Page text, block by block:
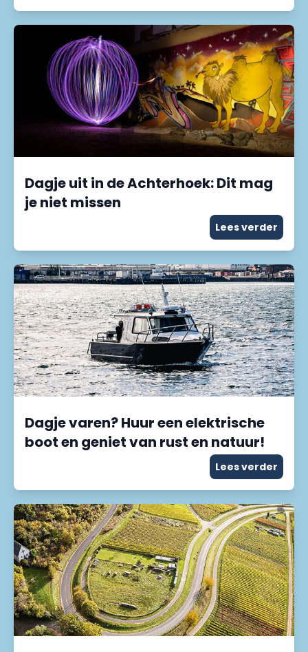
Dagje uit in de Achterhoek: Dit mag
je niet missen
Lees verder
Dagje varen? Huur een elektrische
boot en geniet van rust en natuur!
Lees verder